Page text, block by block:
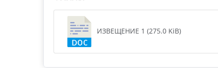
ИЗВЕЩЕНИЕ 1 (275.0 KiB)